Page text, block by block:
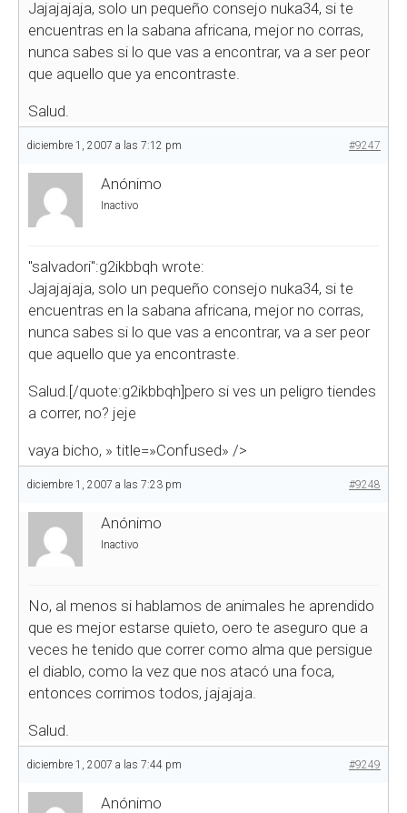
Jajajajaja, solo un pequeño consejo nuka34, si te
encuentras en la sabana africana, mejor no corras,
nunca sabes si lo que vas a encontrar, va a ser peor
que aquello que ya encontraste.
Salud.
diciembre 1, 2007 a las 7:12 pm #9247
Anónimo
Inactivo
"salvadori":g2ikbbqh wrote:
Jajajajaja, solo un pequeño consejo nuka34, si te
encuentras en la sabana africana, mejor no corras,
nunca sabes si lo que vas a encontrar, va a ser peor
que aquello que ya encontraste.
Salud.[/quote:g2ikbbqh]pero si ves un peligro tiendes
a correr, no? jeje
vaya bicho, » title=»Confused» />
diciembre 1, 2007 a las 7:23 pm #9248
Anónimo
Inactivo
No, al menos si hablamos de animales he aprendido
que es mejor estarse quieto, oero te aseguro que a
veces he tenido que correr como alma que persigue
el diablo, como la vez que nos atacó una foca,
entonces corrimos todos, jajajaja.
Salud.
diciembre 1, 2007 a las 7:44 pm #9249
Anónimo